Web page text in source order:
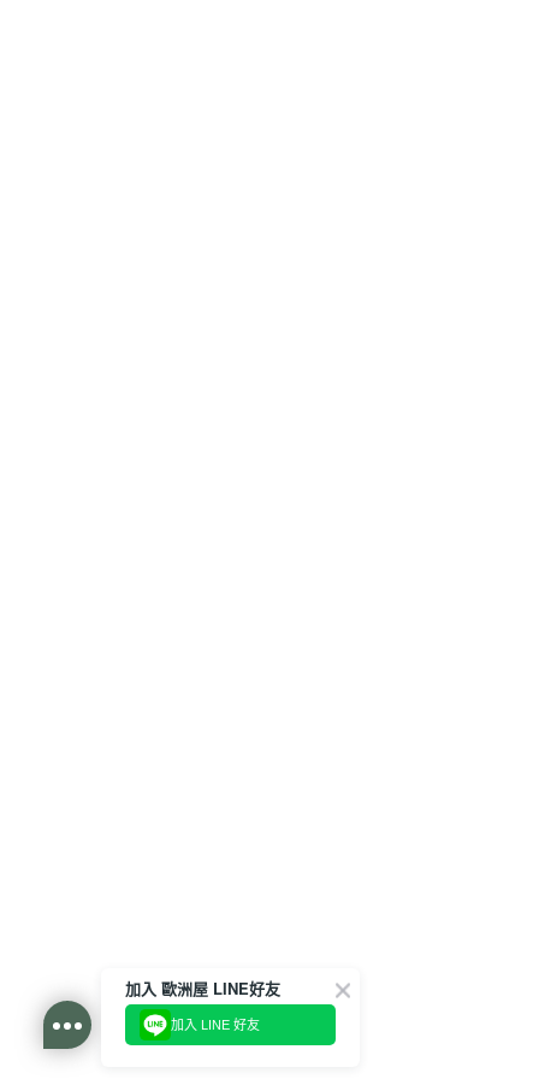
加入 歐洲屋 LINE好友
加入 LINE 好友